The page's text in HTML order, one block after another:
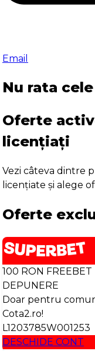
Email
Nu rata
Oferte
licențiați
Vezi câteva dintre
licențiate și alege
Oferte
100 RON FREEBET
DEPUNERE
Doar pentru
Cota2.ro!
L1203785W001253
DESCHIDE CONT